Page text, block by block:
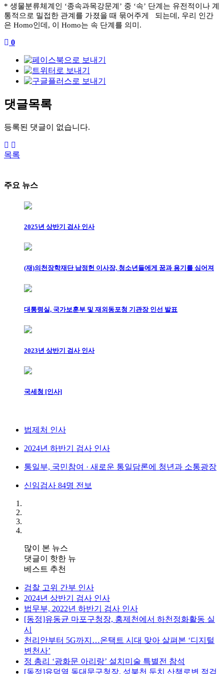
* 생물분류체계인 ‘종속과목강문계’ 중 ‘속’ 단계는 유전적이나 계
통적으로 밀접한 관계를 가졌을 때 묶어주게 되는데, 우리 인간
은 Homo인데, 이 Homo는 속 단계를 의미.
0
댓글목록
등록된 댓글이 없습니다.
목록
주요 뉴스
2025년 상반기 검사 인사
(재)의천장학재단 남정헌 이사장, 청소년들에게 꿈과 용기를 심어져
대통령실, 국가보훈부 및 재외동포청 기관장 인선 발표
2023년 상반기 검사 인사
국세청 [인사]
법제처 인사
2024년 하반기 검사 인사
통일부, 국민참여 · 새로운 통일담론에 청년과 소통광장
신임검사 84명 전보
많이 본 뉴스
댓글이 핫한 뉴
베스트 추천
검찰 고위 간부 인사
2024년 상반기 검사 인사
법무부, 2022년 하반기 검사 인사
[동정]유동균 마포구청장, 홍제천에서 하천정화활동 실
시
천리안부터 5G까지…온택트 시대 맞아 살펴본 ‘디지털
변천사’
정 총리 ‘광화문 아리랑’ 설치미술 특별전 참석
[동정]유덕열 동대문구청장, 성북천 둔치 산책로변 점검